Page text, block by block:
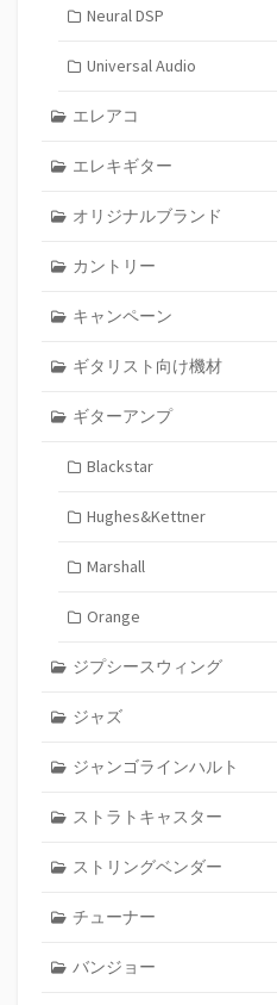
Neural DSP
Universal Audio
エレアコ
エレキギター
オリジナルブランド
カントリー
キャンペーン
ギタリスト向け機材
ギターアンプ
Blackstar
Hughes&Kettner
Marshall
Orange
ジプシースウィング
ジャズ
ジャンゴラインハルト
ストラトキャスター
ストリングベンダー
チューナー
バンジョー